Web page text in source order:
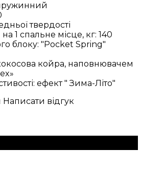
твердості
1 спальне місце, кг: 140
блоку: "Pocket Spring"
койра, наповнювачем
ефект " Зима-Літо"
Написати відгук